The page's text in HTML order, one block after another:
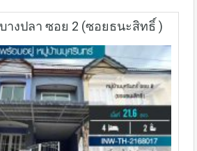
างปลา ซอย 2 (ซอยธนะสิทธิ์ )